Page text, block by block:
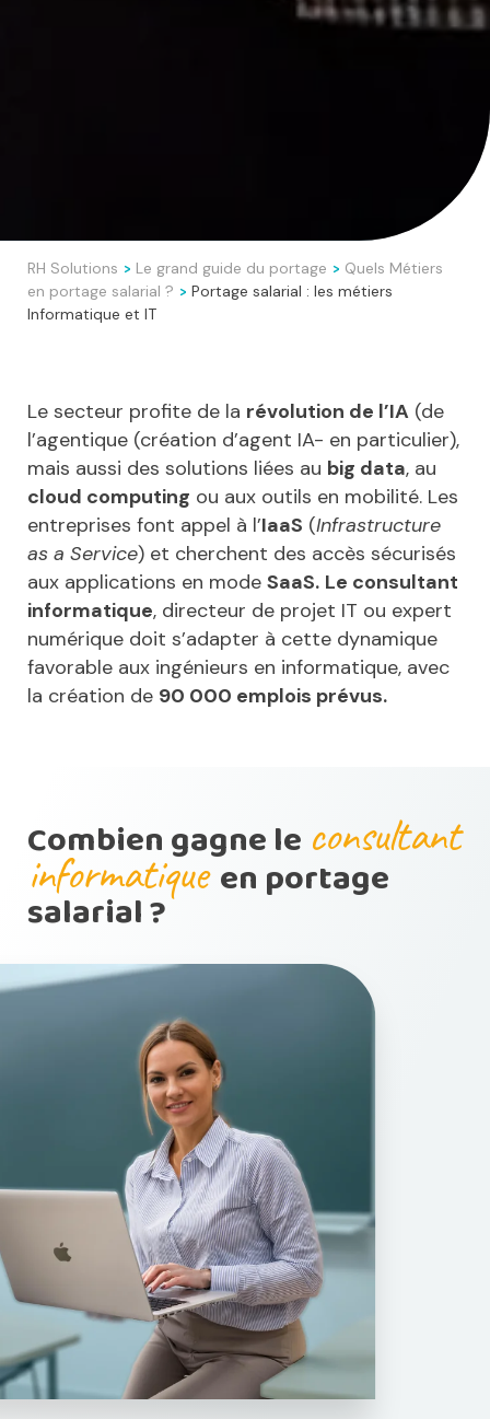
RH Solutions > Le grand guide du portage > Quels Métiers
en portage salarial ? > Portage salarial : les métiers
Informatique et IT
Le secteur profite de la révolution de l’IA (de
l’agentique (création d’agent IA- en particulier),
mais aussi des solutions liées au big data, au
cloud computing ou aux outils en mobilité. Les
entreprises font appel à l’IaaS (Infrastructure
as a Service) et cherchent des accès sécurisés
aux applications en mode SaaS. Le consultant
informatique, directeur de projet IT ou expert
numérique doit s’adapter à cette dynamique
favorable aux ingénieurs en informatique, avec
la création de 90 000 emplois prévus.
Combien gagne le consultant
informatiqueen portage
salarial ?